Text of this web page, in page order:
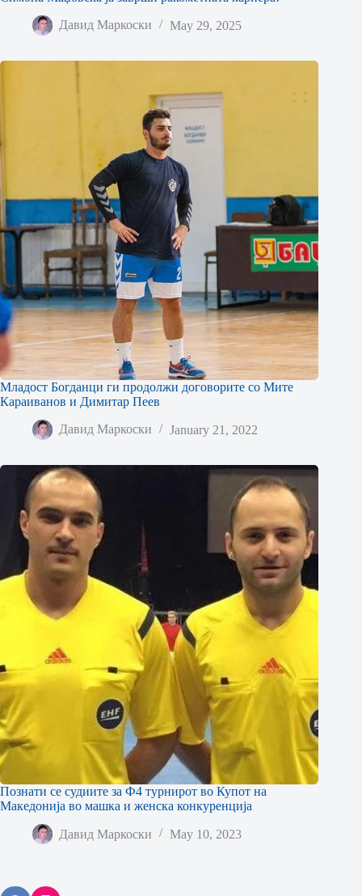
Давид Маркоски May 29, 2025
Младост Богданци ги продолжи договорите со Мите
Караиванов и Димитар Пеев
Давид Маркоски January 21, 2022
Познати се судиите за Ф4 турнирот во Купот на
Македонија во машка и женска конкуренција
Давид Маркоски May 10, 2023